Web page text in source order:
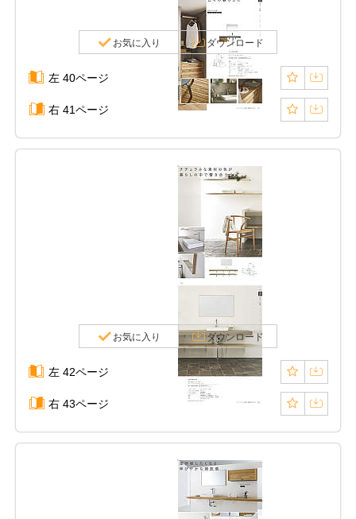
お気に入り ダウンロード
左 40ページ
右 41ページ
お気に入り ダウンロード
左 42ページ
右 43ページ